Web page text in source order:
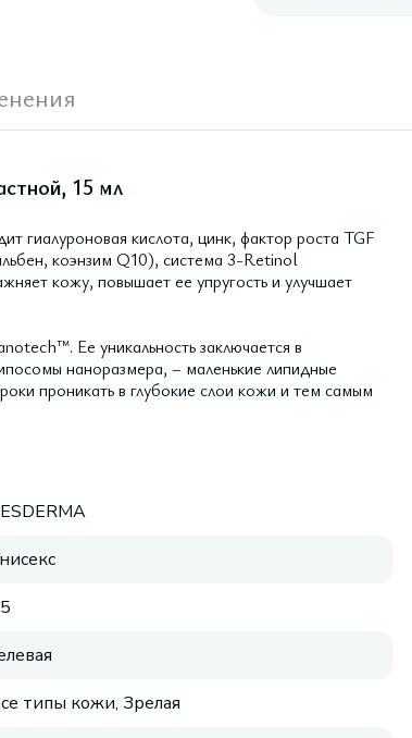
15 мл
гиалуроновая кислота, цинк, фактор роста TGF
коэнзим Q10), система 3-Retinol
кожу, повышает ее упругость и улучшает
Ее уникальность заключается в
наноразмера, – маленькие липидные
проникать в глубокие слои кожи и тем самым
типы кожи, Зрелая